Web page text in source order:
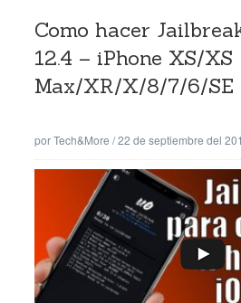
Como hacer
12.4 – iPhone XS/XS
Max/XR/X/8/7/6/SE
porTech&More /22 de septiembre del